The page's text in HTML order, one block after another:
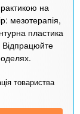
на
мезотерапія,
пластика
Відпрацюйте
товариства